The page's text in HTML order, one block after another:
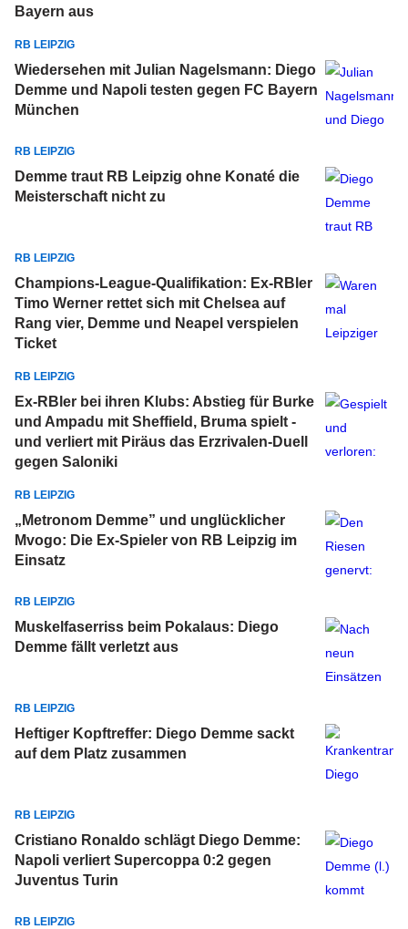
Bayern aus
RB LEIPZIG
Wiedersehen mit Julian Nagelsmann: Diego
Demme und Napoli testen gegen FC Bayern
München
RB LEIPZIG
Demme traut RB Leipzig ohne Konaté die
Meisterschaft nicht zu
RB LEIPZIG
Champions-League-Qualifikation: Ex-RBler
Timo Werner rettet sich mit Chelsea auf
Rang vier, Demme und Neapel verspielen
Ticket
RB LEIPZIG
Ex-RBler bei ihren Klubs: Abstieg für Burke
und Ampadu mit Sheffield, Bruma spielt -
und verliert mit Piräus das Erzrivalen-Duell
gegen Saloniki
RB LEIPZIG
„Metronom Demme” und unglücklicher
Mvogo: Die Ex-Spieler von RB Leipzig im
Einsatz
RB LEIPZIG
Muskelfaserriss beim Pokalaus: Diego
Demme fällt verletzt aus
RB LEIPZIG
Heftiger Kopftreffer: Diego Demme sackt
auf dem Platz zusammen
RB LEIPZIG
Cristiano Ronaldo schlägt Diego Demme:
Napoli verliert Supercoppa 0:2 gegen
Juventus Turin
RB LEIPZIG